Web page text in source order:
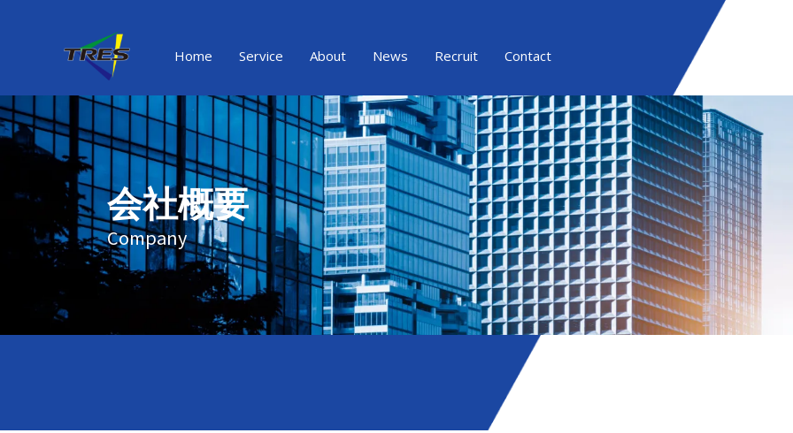
キ
ッ
プ
Home Service About News Recruit Contact
会社概要
Company